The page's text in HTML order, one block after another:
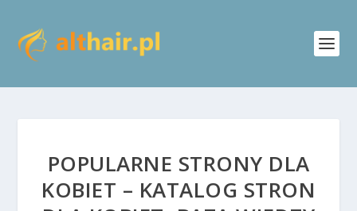
POPULARNE STRONY DLA
KOBIET – KATALOG STRON